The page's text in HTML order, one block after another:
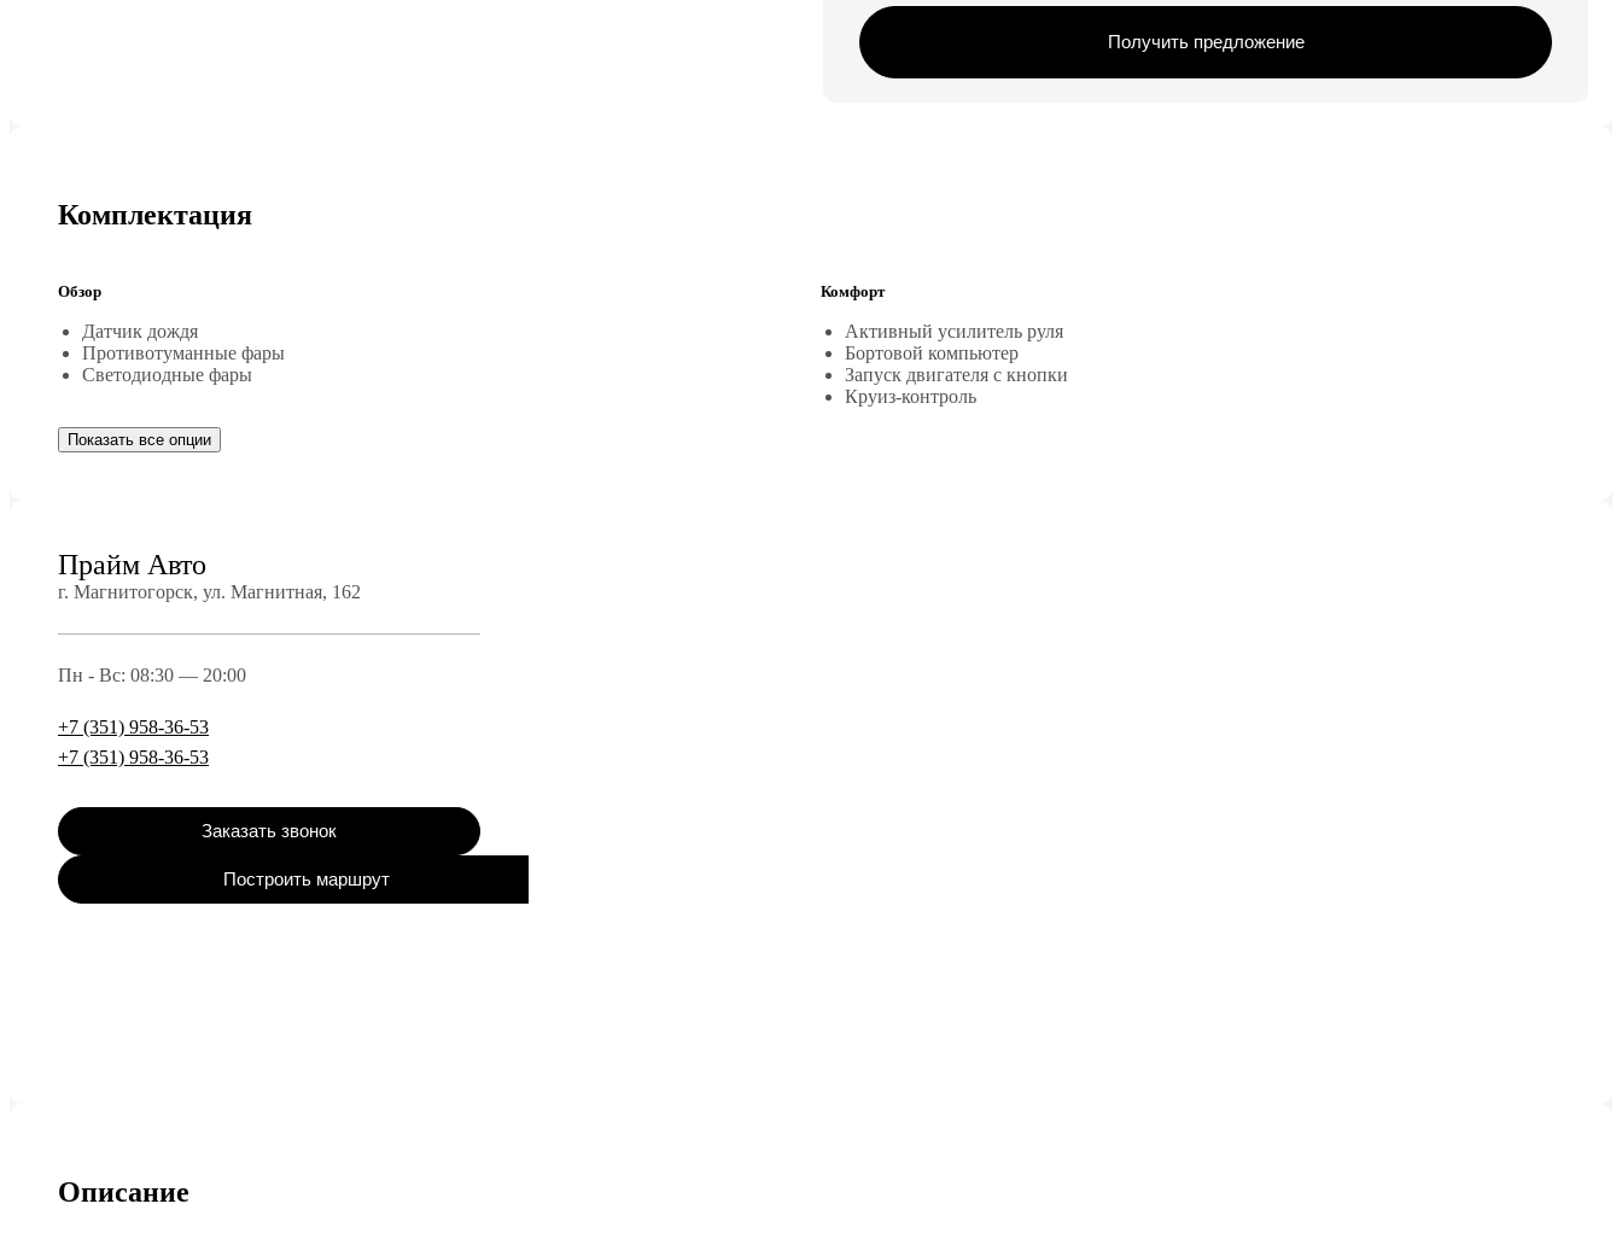
Получить предложение
Комплектация
Обзор
Датчик дождя
Противотуманные фары
Светодиодные фары
Комфорт
Активный усилитель руля
Бортовой компьютер
Запуск двигателя с кнопки
Круиз-контроль
Показать все опции
Прайм Авто
г. Магнитогорск, ул. Магнитная, 162
Пн - Вс: 08:30 — 20:00
+7 (351) 958-36-53
+7 (351) 958-36-53
Заказать звонок
Построить маршрут
Описание